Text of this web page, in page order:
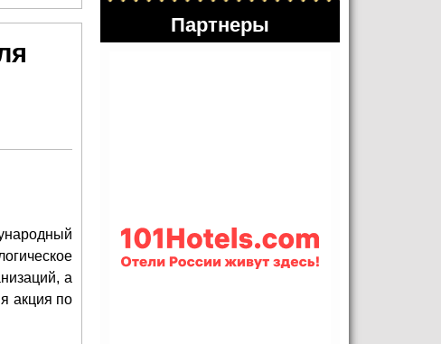
попечительского совета МГАХ
а
акция по
Партнеры